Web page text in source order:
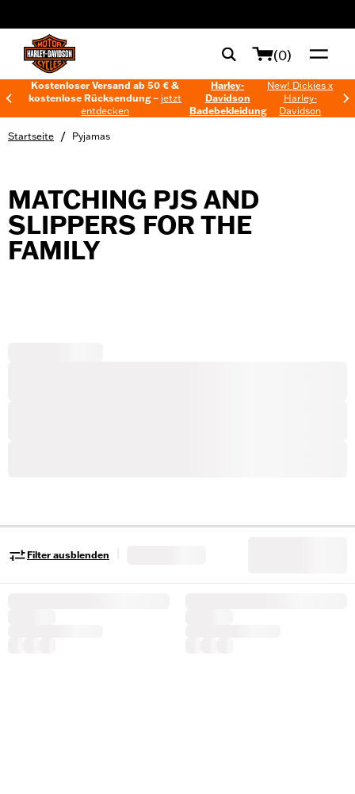
(0)
Kostenloser Versand ab 50 € &
kostenlose Rücksendung – jetzt
entdecken
Harley-
Davidson
Badebekleidung
New! Dickies x
Harley-
Davidson
Startseite / Pyjamas
MATCHING PJS AND
SLIPPERS FOR THE
FAMILY
Filter ausblenden